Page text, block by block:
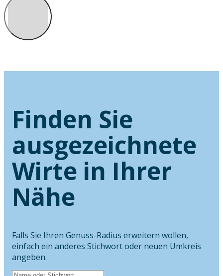
Finden Sie
ausgezeichnete
Wirte in Ihrer
Nähe
Falls Sie Ihren Genuss-Radius erweitern wollen,
einfach ein anderes Stichwort oder neuen Umkreis
angeben.